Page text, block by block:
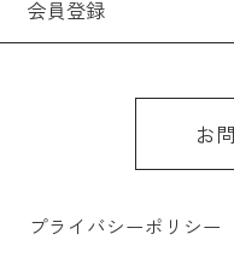
会員登録
お
プライバシーポリシー